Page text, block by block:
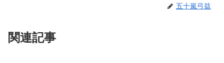
五十嵐弓益
関連記事